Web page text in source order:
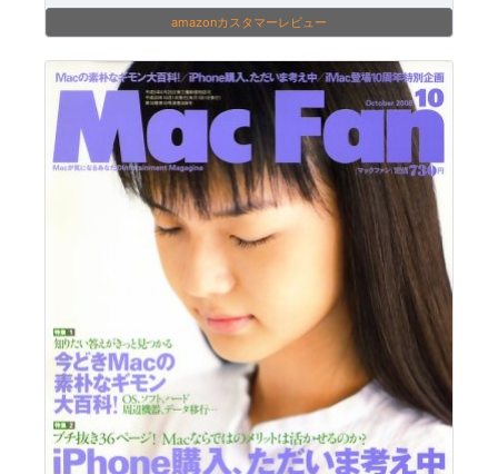
amazonカスタマーレビュー